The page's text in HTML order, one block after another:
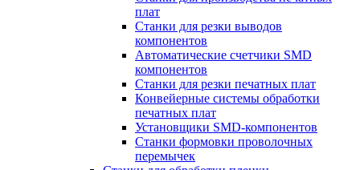
плат
Станки для резки выводов
компонентов
Автоматические счетчики SMD
компонентов
Станки для резки печатных плат
Конвейерные системы обработки
печатных плат
Установщики SMD-компонентов
Станки формовки проволочных
перемычек